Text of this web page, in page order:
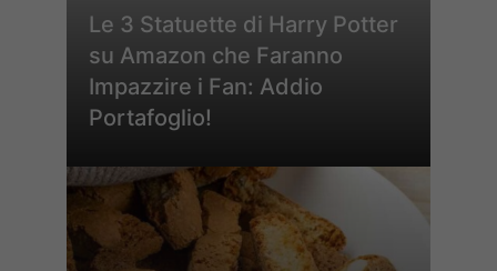
Le 3 Statuette di Harry Potter
su Amazon che Faranno
Impazzire i Fan: Addio
Portafoglio!